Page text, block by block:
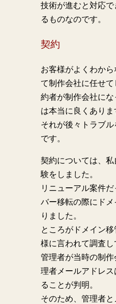
技術が進むと対応で
るものなのです。
契約
お客様がよくわか
て制作会社に任せ
約者が制作会社に
は本当に良くありま
それが後々トラブ
です。
契約については、
験をしました。
リニューアル案件
バー移転の際にド
りました。
ところがドメイン
様に言われて調査
管理者が当時の制
理者メールアドレ
ることが判明。
そのため、管理者